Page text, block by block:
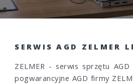
SERWIS AGD ZELMER
ZELMER - serwis sprzętu
pogwarancyjne AGD firmy